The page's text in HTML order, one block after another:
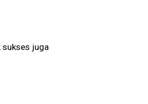
sukses juga